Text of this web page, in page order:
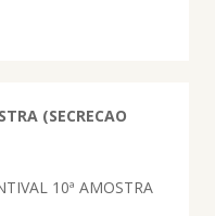
(SECRECAO
10ª AMOSTRA